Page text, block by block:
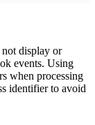
display or
events. Using
when processing
identifier to avoid